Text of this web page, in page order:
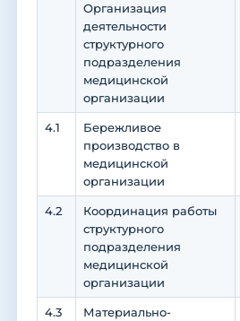
Организация
деятельности
структурного
подразделения
медицинской
организации
4.1
Бережливое
производство в
медицинской
организации
4.2
Координация работы
структурного
подразделения
медицинской
организации
4.3
Материально-